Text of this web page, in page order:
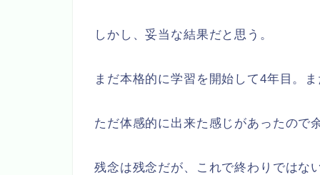
しかし、妥当な結果だと思う。
まだ本格的に学習を開始して4年目。
ただ体感的に出来た感じがあったので
残念は残念だが、これで終わりではな